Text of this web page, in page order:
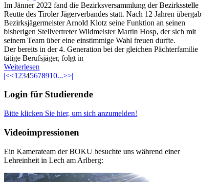
Im Jänner 2022 fand die Bezirksversammlung der Bezirksstelle
Reutte des Tiroler Jägerverbandes statt. Nach 12 Jahren übergab
Bezirksjägermeister Arnold Klotz seine Funktion an seinen
bisherigen Stellvertreter Wildmeister Martin Hosp, der sich mit
seinem Team über eine einstimmige Wahl freuen durfte.
Der bereits in der 4. Generation bei der gleichen Pächterfamilie
tätige Berufsjäger, folgt in
Weiterlesen
|<<1 2345678910...>>|
Login für Studierende
Bitte klicken Sie hier, um sich anzumelden!
Videoimpressionen
Ein Kamerateam der BOKU besuchte uns während einer
Lehreinheit in Lech am Arlberg: